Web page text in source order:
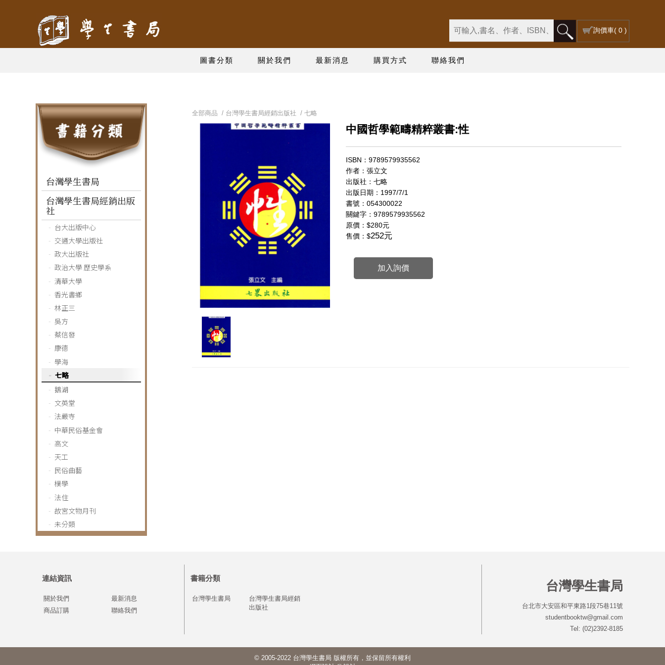
詢價車( 0 )
圖書分類 關於我們 最新消息 購買方式 聯絡我們
台灣學生書局
台灣學生書局經銷出版
社
台大出版中心
交通大學出版社
政大出版社
政治大學 歷史學系
清華大學
香光書鄉
林正三
吳方
蔡信發
康德
學海
七略
鵝湖
文英堂
法嚴寺
中華民俗基金會
高文
天工
民俗曲藝
樸學
法住
故宮文物月刊
未分類
全部商品 / 台灣學生書局經銷出版社 / 七略
中國哲學範疇精粹叢書:性
ISBN：9789579935562
作者：張立文
出版社：七略
出版日期：1997/7/1
書號：054300022
關鍵字：9789579935562
原價： $280元
售價：$252元
加入詢價
連結資訊
關於我們
最新消息
商品訂購
聯絡我們
書籍分類
台灣學生書局
台灣學生書局經銷
出版社
台灣學生書局
台北市大安區和平東路1段75巷11號
studentbooktw@gmail.com
Tel: (02)2392-8185
© 2005-2022 台灣學生書局 版權所有，並保留所有權利